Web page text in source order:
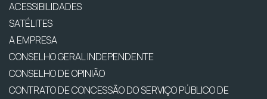
ACESSIBILIDADES
SATÉLITES
A EMPRESA
CONSELHO GERAL INDEPENDENTE
CONSELHO DE OPINIÃO
CONTRATO DE CONCESSÃO DO SERVIÇO PÚBLICO DE